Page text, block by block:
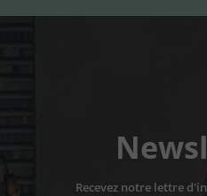
Recevez notre lettre